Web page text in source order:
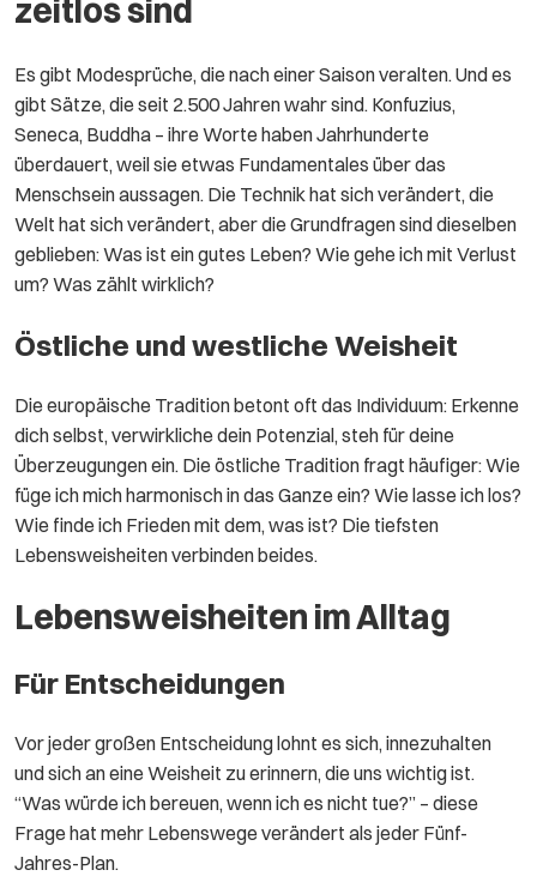
zeitlos sind
Es gibt Modesprüche, die nach einer Saison veralten. Und es
gibt Sätze, die seit 2.500 Jahren wahr sind. Konfuzius,
Seneca, Buddha – ihre Worte haben Jahrhunderte
überdauert, weil sie etwas Fundamentales über das
Menschsein aussagen. Die Technik hat sich verändert, die
Welt hat sich verändert, aber die Grundfragen sind dieselben
geblieben: Was ist ein gutes Leben? Wie gehe ich mit Verlust
um? Was zählt wirklich?
Östliche und westliche Weisheit
Die europäische Tradition betont oft das Individuum: Erkenne
dich selbst, verwirkliche dein Potenzial, steh für deine
Überzeugungen ein. Die östliche Tradition fragt häufiger: Wie
füge ich mich harmonisch in das Ganze ein? Wie lasse ich los?
Wie finde ich Frieden mit dem, was ist? Die tiefsten
Lebensweisheiten verbinden beides.
Lebensweisheiten im Alltag
Für Entscheidungen
Vor jeder großen Entscheidung lohnt es sich, innezuhalten
und sich an eine Weisheit zu erinnern, die uns wichtig ist.
“Was würde ich bereuen, wenn ich es nicht tue?” – diese
Frage hat mehr Lebenswege verändert als jeder Fünf-
Jahres-Plan.